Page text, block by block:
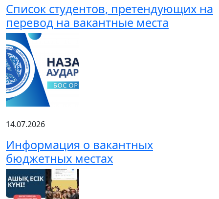
Список студентов, претендующих на
перевод на вакантные места
14.07.2026
Информация о вакантных
бюджетных местах